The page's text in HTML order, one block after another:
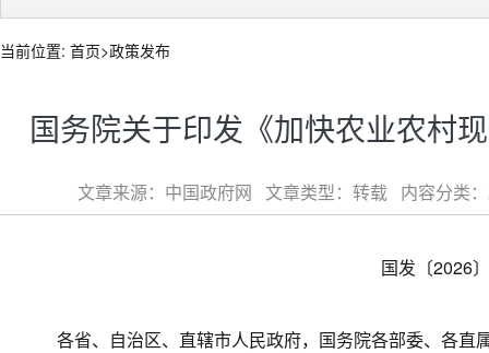
当前位置: 首页>政策发布
国务院关于印发《加快农业农村
文章来源：中国政府网 文章类型：转载 内容分类
国发〔2026
各省、自治区、直辖市人民政府，国务院各部委、各直